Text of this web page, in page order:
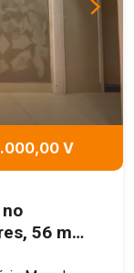
V
56 m -